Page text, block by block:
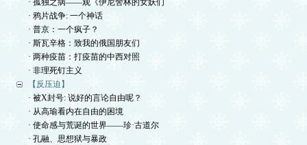
· 孤独之病——观《伊尼舍林的女妖们
· 鸦片战争: 一个神话
· 普京：一个疯子？
· 斯瓦辛格：致我的俄国朋友们
· 两种疫苗：打疫苗的中西对照
· 非理死钉主义
【反压迫】
· 被X封号: 说好的言论自由呢？
· 从高瑜看内在自由的困境
· 使命感与荒诞的世界——珍·古道尔
· 孔融、思想狱与暴政